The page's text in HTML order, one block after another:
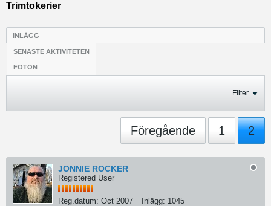
Trimtokerier
INLÄGG
SENASTE AKTIVITETEN
FOTON
Filter
Föregående 1 2
JONNIE ROCKER
Registered User
Reg.datum: Oct 2007 Inlägg: 1045